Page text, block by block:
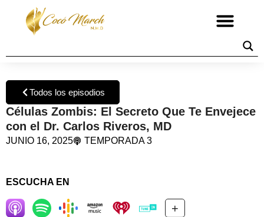
Todos los episodios
Células Zombis: El Secreto Que Te Envejece
con el Dr. Carlos Riveros, MD
JUNIO 16, 2025 TEMPORADA 3
ESCUCHA EN
+